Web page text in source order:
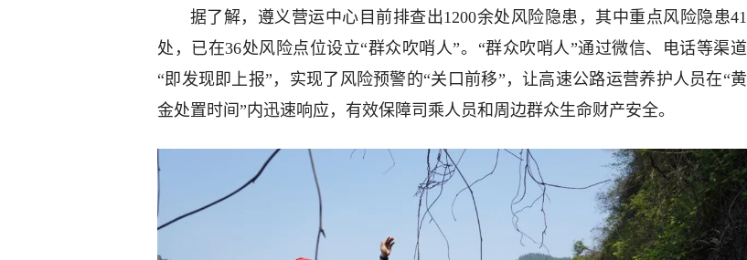
据了解，遵义营运中心目前排查出1200余处风险隐患，其中重点风险隐患41
处，已在36处风险点位设立“群众吹哨人”。“群众吹哨人”通过微信、电话等渠道
“即发现即上报”，实现了风险预警的“关口前移”，让高速公路运营养护人员在“黄
金处置时间”内迅速响应，有效保障司乘人员和周边群众生命财产安全。